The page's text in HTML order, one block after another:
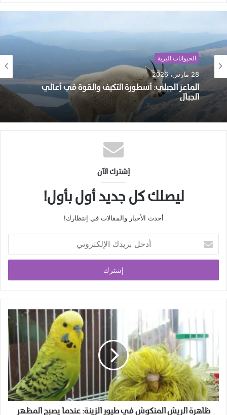
الويب
الحيوانات البرية
28 مارس، 2026
الماعز الجبلي: أسطورة التكيف والقوة في أعالي
الجبال
إشترك الآن
ليصلك كل جديد أول بأول!
أحدث الأخبار والمقالات في إنتظارك!
بريدك
الإلكتروني
ظاهرة الريش المنكوش في طيور الزينة: عندما يصبح المظهر